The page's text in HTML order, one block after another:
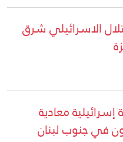
الاسرائيلي شرق
معادية
في جنوب لبنان